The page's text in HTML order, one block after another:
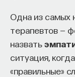
Одна из самых
терапевтов —
назвать
ситуация,
«правильные»